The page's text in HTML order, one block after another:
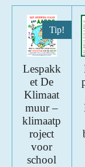
Tip!
Lespakk
et De
Klimaat
muur –
klimaatp
roject
voor
school